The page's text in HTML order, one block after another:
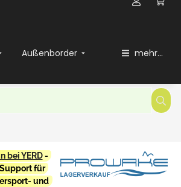
Außenborder mehr...
bei YERD-
für
und